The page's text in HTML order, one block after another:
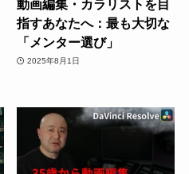
動画編集・カラリストを目
指すあなたへ：最も大切な
「メンター選び」
2025年8月1日